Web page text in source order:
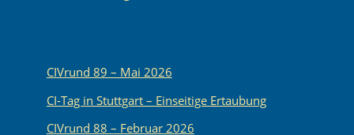
CIVrund 89 – Mai 2026
CI-Tag in Stuttgart – Einseitige Ertaubung
CIVrund 88 – Februar 2026